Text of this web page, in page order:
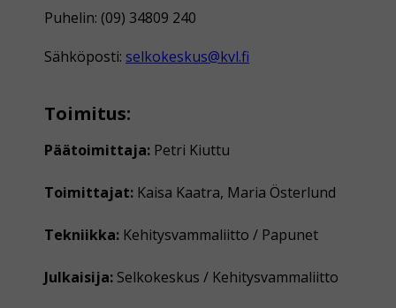
Puhelin: (09) 34809 240
Sähköposti: selkokeskus@kvl.fi
Toimitus:
Päätoimittaja: Petri Kiuttu
Toimittajat: Kaisa Kaatra, Maria Österlund
Tekniikka: Kehitysvammaliitto / Papunet
Julkaisija: Selkokeskus / Kehitysvammaliitto